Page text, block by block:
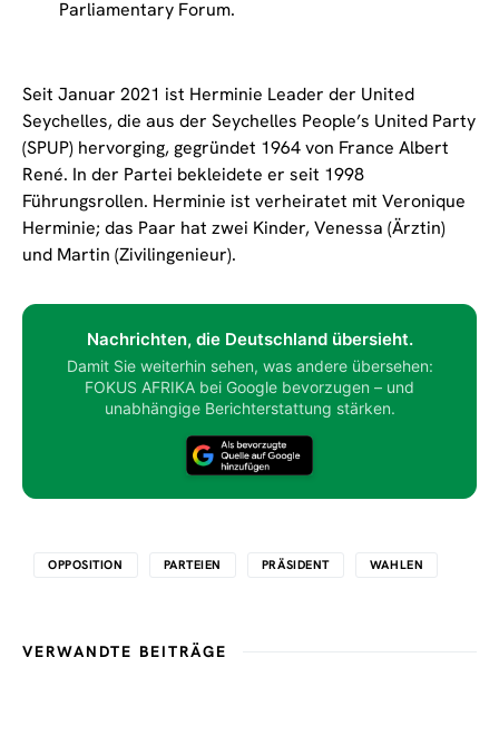
Parliamentary Forum.
Seit Januar 2021 ist Herminie Leader der United
Seychelles, die aus der Seychelles People’s United Party
(SPUP) hervorging, gegründet 1964 von France Albert
René. In der Partei bekleidete er seit 1998
Führungsrollen. Herminie ist verheiratet mit Veronique
Herminie; das Paar hat zwei Kinder, Venessa (Ärztin)
und Martin (Zivilingenieur).
Nachrichten, die Deutschland übersieht.
Damit Sie weiterhin sehen, was andere übersehen:
FOKUS AFRIKA bei Google bevorzugen – und
unabhängige Berichterstattung stärken.
OPPOSITION PARTEIEN PRÄSIDENT WAHLEN
VERWANDTE BEITRÄGE